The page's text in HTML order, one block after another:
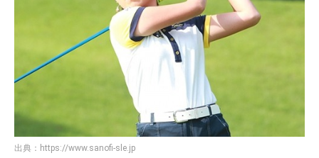
出典： https://www.sanofi-sle.jp